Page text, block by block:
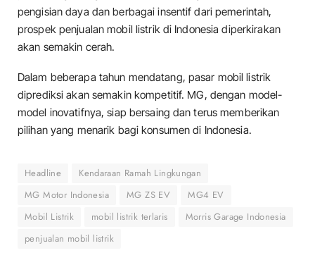
pengisian daya dan berbagai insentif dari pemerintah,
prospek penjualan mobil listrik di Indonesia diperkirakan
akan semakin cerah.
Dalam beberapa tahun mendatang, pasar mobil listrik
diprediksi akan semakin kompetitif. MG, dengan model-
model inovatifnya, siap bersaing dan terus memberikan
pilihan yang menarik bagi konsumen di Indonesia.
Headline
Kendaraan Ramah Lingkungan
MG Motor Indonesia
MG ZS EV
MG4 EV
Mobil Listrik
mobil listrik terlaris
Morris Garage Indonesia
penjualan mobil listrik